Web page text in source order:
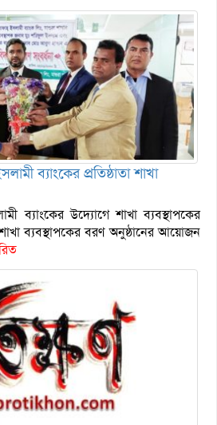
ব্যাংকের প্রতিষ্ঠাতা শাখা
ব্যাংকের উদ্যোগে শাখা ব্যবস্থাপকের
ব্যবস্থাপকের বরণ অনুষ্ঠানের আয়োজন